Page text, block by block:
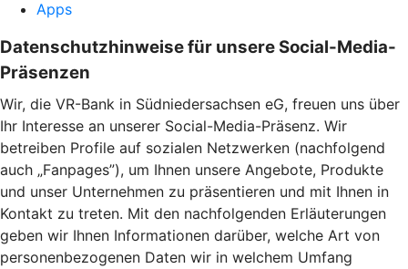
Apps
Datenschutzhinweise für unsere Social-Media-
Präsenzen
Wir, die VR-Bank in Südniedersachsen eG, freuen uns über
Ihr Interesse an unserer Social-Media-Präsenz. Wir
betreiben Profile auf sozialen Netzwerken (nachfolgend
auch „Fanpages”), um Ihnen unsere Angebote, Produkte
und unser Unternehmen zu präsentieren und mit Ihnen in
Kontakt zu treten. Mit den nachfolgenden Erläuterungen
geben wir Ihnen Informationen darüber, welche Art von
personenbezogenen Daten wir in welchem Umfang